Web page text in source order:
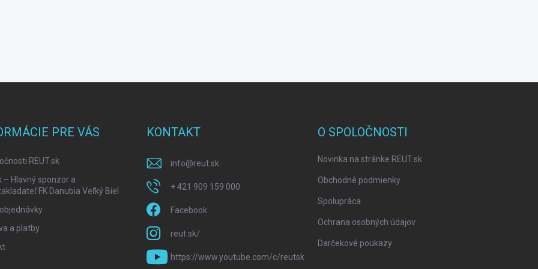
PRE VÁS
REUT.sk
– Hlavný sponzor a
FK Danubia Veľký Biel
a platby
KONTAKT
info@reut.sk
+ 421 909 159 000
Facebook
reut.sk/
https://www.youtube.com/c/reutsk
O SPOLOČNOSTI
Novinka na stránke REUT.sk
Obchodné podmienky
Spolupráca
Ochrana osobných údajov
Darčekové poukazy